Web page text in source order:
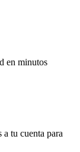
en minutos
tu cuenta para